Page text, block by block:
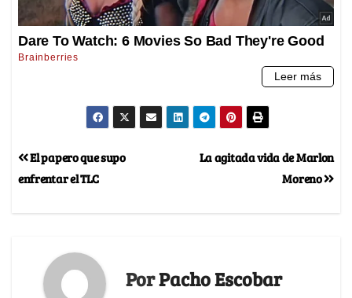
La agitada vida de Marlon
Moreno
El papero que supo
enfrentar el TLC
PorPacho Escobar